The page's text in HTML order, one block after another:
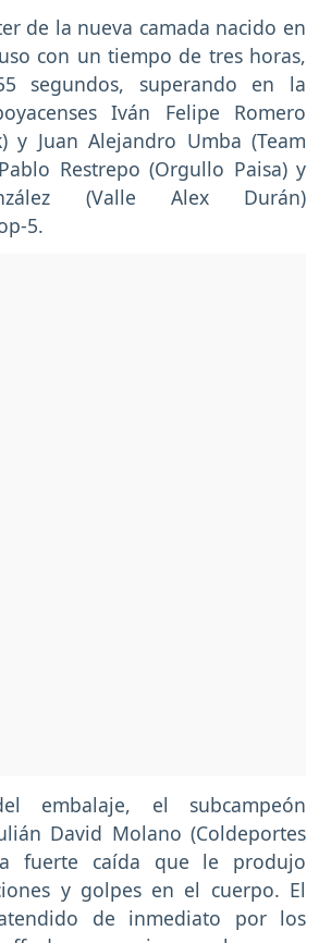
de la nueva camada nacido en
con un tiempo de tres horas,
segundos, superando en la
Iván Felipe Romero
y Juan Alejandro Umba (Team
Restrepo (Orgullo Paisa) y
(Valle Alex Durán)
5.
embalaje, el subcampeón
David Molano (Coldeportes
fuerte caída que le produjo
y golpes en el cuerpo. El
de inmediato por los